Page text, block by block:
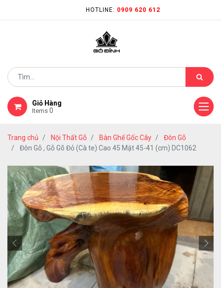
HOTLINE: 0909 620 612
Giỏ Hàng
Items 0
Trang chủ Nội Thất Gỗ Bàn Ghế Gốc Cây
Đôn Gỗ
Đôn Gỗ , Gỗ Gõ Đỏ (Cà te) Cao 45 Mặt 45-41 (cm) DC1062